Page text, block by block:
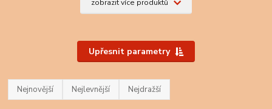
zobrazit více produktů
Upřesnit parametry
Nejnovější Nejlevnější Nejdražší